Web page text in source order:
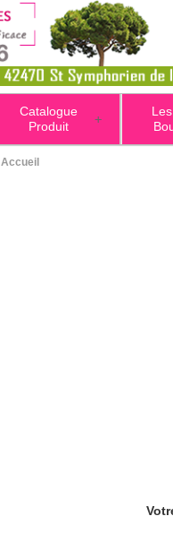
+
Catalogue
Produit
Accueil